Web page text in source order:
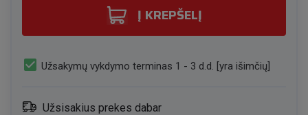
Į KREPŠELĮ
check_box Užsakymų vykdymo terminas 1 - 3 d.d. [yra išimčių]
Užsisakius prekes dabar